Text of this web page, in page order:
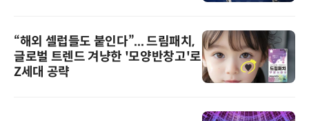
“해외 셀럽들도 붙인다”... 드림패치,
글로벌 트렌드 겨냥한 '모양반창고'로
Z세대 공략